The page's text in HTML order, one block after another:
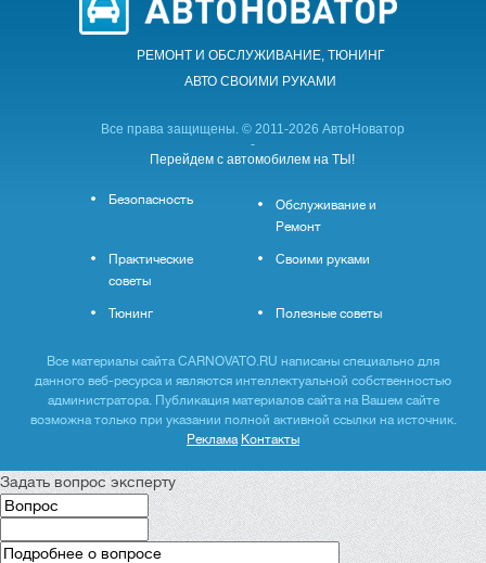
РЕМОНТ И ОБСЛУЖИВАНИЕ, ТЮНИНГ
АВТО CВОИМИ РУКАМИ
Все права защищены. © 2011-2026 АвтоНоватор
-
Перейдем с автомобилем на ТЫ!
Безопасность
Обслуживание и
Ремонт
Практические
советы
Своими руками
Тюнинг Полезные советы
Все материалы сайта CARNOVATO.RU написаны специально для
данного веб-ресурса и являются интеллектуальной собственностью
администратора. Публикация материалов сайта на Вашем сайте
возможна только при указании полной активной ссылки на источник.
Реклама Контакты
Задать вопрос эксперту